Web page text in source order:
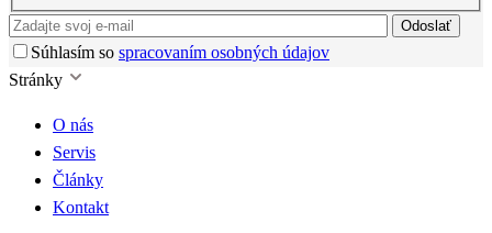
Odoslať
Súhlasím so spracovaním osobných údajov
Stránky
O nás
Servis
Články
Kontakt